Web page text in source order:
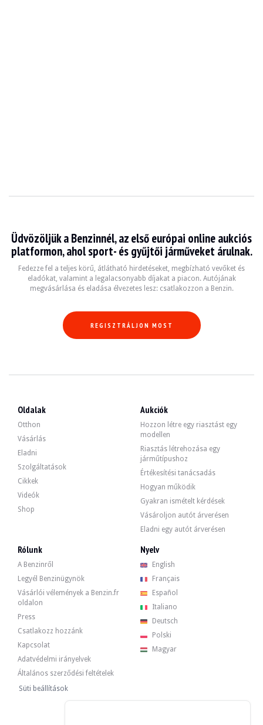
L'Audi R8 est une supercar emblématique qui incarne l'excellence de
Fiche technique
Audi R8 — Eladva
Audi R8 V8 - 2010*Flash
37 000 €
Audi R8 Spyder V10 - 2011
Audi R8 V10 Spyder 18k km - 2014
108 900 €
Audi R8 V10 Spyder 18k km - 2014
Üdvözöljük a Benzinnél, az első európai online aukciós
platformon, ahol sport- és gyűjtői járműveket árulnak.
Fedezze fel a teljes körű, átlátható hirdetéseket, megbízható vevőket és
eladókat, valamint a legalacsonyabb díjakat a piacon. Autójának
megvásárlása és eladása élvezetes lesz: csatlakozzon a Benzin.
REGISZTRÁLJON MOST
Oldalak
Otthon
Vásárlás
Eladni
Szolgáltatások
Cikkek
Videók
Shop
Aukciók
Hozzon létre egy riasztást egy
modellen
Riasztás létrehozása egy
járműtípushoz
Értékesítési tanácsadás
Hogyan működik
Gyakran ismételt kérdések
Vásároljon autót árverésen
Eladni egy autót árverésen
Rólunk
A Benzinről
Legyél Benzinügynök
Vásárlói vélemények a Benzin.fr
oldalon
Press
Csatlakozz hozzánk
Kapcsolat
Adatvédelmi irányelvek
Általános szerződési feltételek
Süti beállítások
Nyelv
English
Français
Español
Italiano
Deutsch
Polski
Magyar